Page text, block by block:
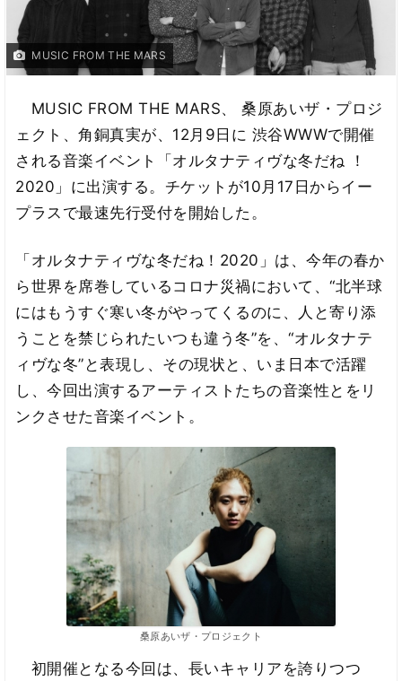
MUSIC FROM THE MARS
MUSIC FROM THE MARS、 桑原あいザ・プロジ
ェクト、角銅真実が、12月9日に 渋谷WWWで開催
される音楽イベント「オルタナティヴな冬だね ！
2020」に出演する。チケットが10月17日からイー
プラスで最速先行受付を開始した。
「オルタナティヴな冬だね！2020」は、今年の春か
ら世界を席巻しているコロナ災禍において、“北半球
にはもうすぐ寒い冬がやってくるのに、人と寄り添
うことを禁じられたいつも違う冬”を、“オルタナテ
ィヴな冬”と表現し、その現状と、いま日本で活躍
し、今回出演するアーティストたちの音楽性とをリ
ンクさせた音楽イベント。
桑原あいザ・プロジェクト
初開催となる今回は、長いキャリアを誇りつつ